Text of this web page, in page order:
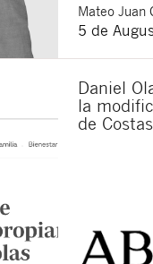
Mateo Juan
5 de
Daniel
la
de Costas